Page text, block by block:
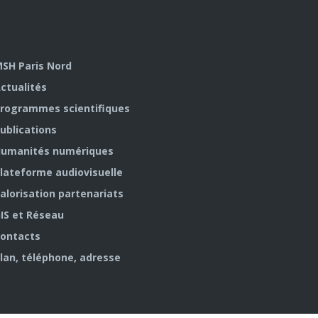
Paris Nord
scientifiques
numériques
audiovisuelle
partenariats
et Réseau
téléphone, adresse